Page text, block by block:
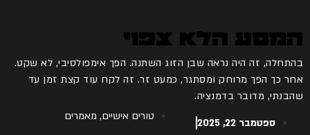
המסע הלא צפוי
בהתחלה, זה היה נראה שבן הזוג השתנה. הפך אימפולסיבי, לא שקט.
אחר כך הפך מרוחק ומסתגר, כמעט זר. זה לקח עוד קצת זמן עד
שהבנתי, מדובר בדמנציה.
ספטמבר 22, 2025
טורים אישיים, מאמרים